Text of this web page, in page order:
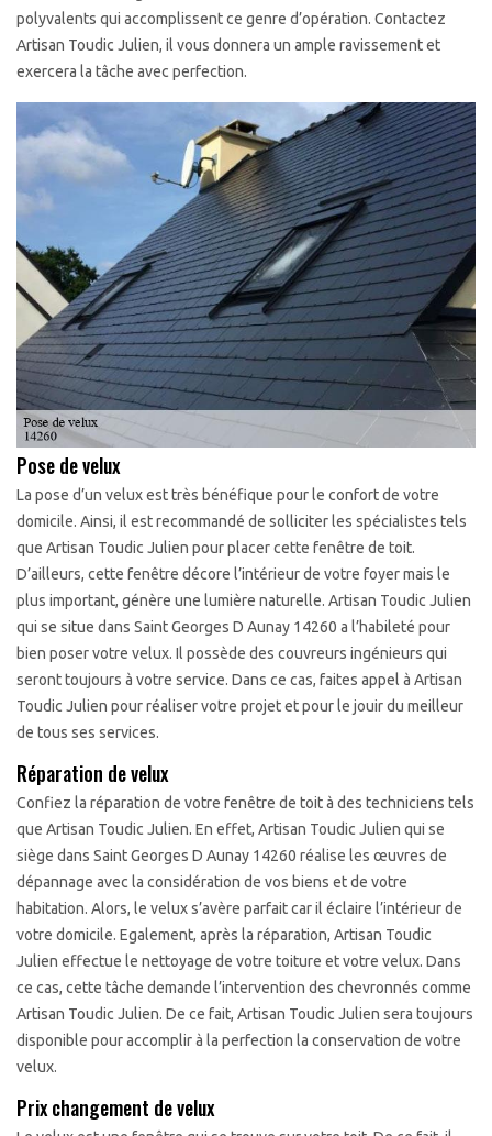
polyvalents qui accomplissent ce genre d’opération. Contactez
Artisan Toudic Julien, il vous donnera un ample ravissement et
exercera la tâche avec perfection.
Pose de velux
La pose d’un velux est très bénéfique pour le confort de votre
domicile. Ainsi, il est recommandé de solliciter les spécialistes tels
que Artisan Toudic Julien pour placer cette fenêtre de toit.
D’ailleurs, cette fenêtre décore l’intérieur de votre foyer mais le
plus important, génère une lumière naturelle. Artisan Toudic Julien
qui se situe dans Saint Georges D Aunay 14260 a l’habileté pour
bien poser votre velux. Il possède des couvreurs ingénieurs qui
seront toujours à votre service. Dans ce cas, faites appel à Artisan
Toudic Julien pour réaliser votre projet et pour le jouir du meilleur
de tous ses services.
Réparation de velux
Confiez la réparation de votre fenêtre de toit à des techniciens tels
que Artisan Toudic Julien. En effet, Artisan Toudic Julien qui se
siège dans Saint Georges D Aunay 14260 réalise les œuvres de
dépannage avec la considération de vos biens et de votre
habitation. Alors, le velux s’avère parfait car il éclaire l’intérieur de
votre domicile. Egalement, après la réparation, Artisan Toudic
Julien effectue le nettoyage de votre toiture et votre velux. Dans
ce cas, cette tâche demande l’intervention des chevronnés comme
Artisan Toudic Julien. De ce fait, Artisan Toudic Julien sera toujours
disponible pour accomplir à la perfection la conservation de votre
velux.
Prix changement de velux